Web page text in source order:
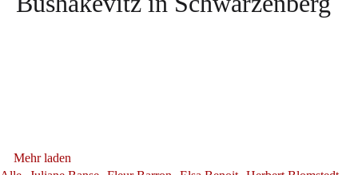
Ammiel Bushakevitz bei den
Internacional de Santander
Gerold Huber erhält das
Alexander Grassauer in
Mehr laden